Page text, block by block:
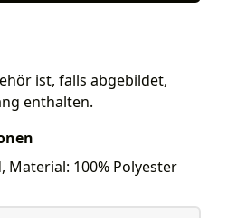
ist, falls abgebildet,
enthalten.
Material: 100% Polyester